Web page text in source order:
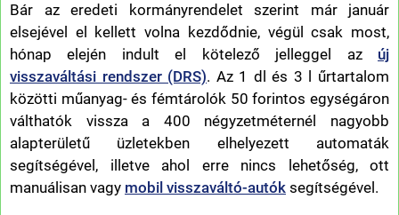
Bár az eredeti kormányrendelet szerint már január
elsejével el kellett volna kezdődnie, végül csak most,
hónap elején indult el kötelező jelleggel az új
visszaváltási rendszer (DRS). Az 1 dl és 3 l űrtartalom
közötti műanyag- és fémtárolók 50 forintos egységáron
válthatók vissza a 400 négyzetméternél nagyobb
alapterületű üzletekben elhelyezett automaták
segítségével, illetve ahol erre nincs lehetőség, ott
manuálisan vagy mobil visszaváltó-autók segítségével.